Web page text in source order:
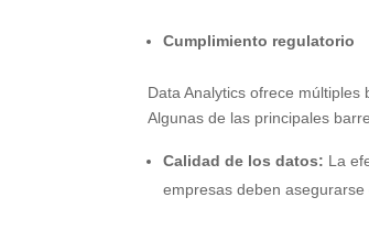
Cumplimiento regulatorio
Data Analytics ofrece múltiples
Algunas de las principales
Calidad de los datos: La
empresas deben